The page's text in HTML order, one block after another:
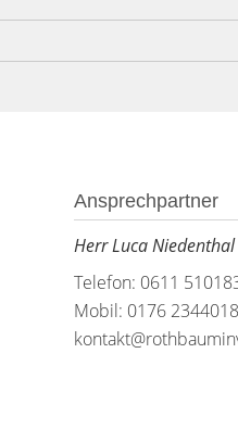
Ansprechpartner
Herr Luca Niedenthal
Telefon: 0611
Mobil: 0176